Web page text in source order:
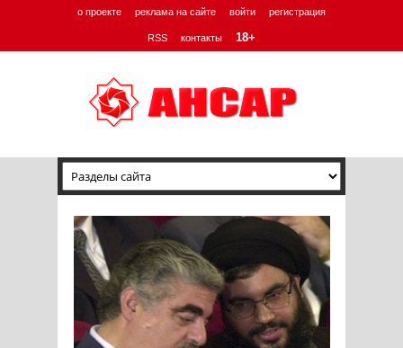
о проекте реклама на сайте войти регистрация
RSS контакты 18+